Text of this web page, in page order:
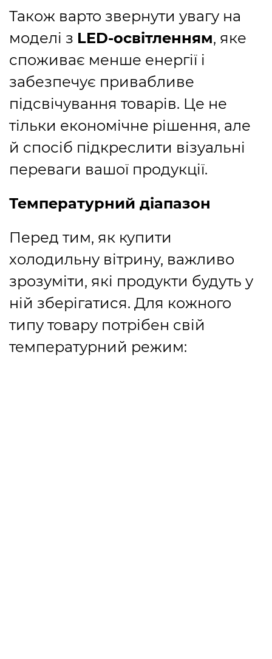
Також варто звернути увагу на
моделі з LED-освітленням, яке
споживає менше енергії і
забезпечує привабливе
підсвічування товарів. Це не
тільки економічне рішення, але
й спосіб підкреслити візуальні
переваги вашої продукції.
Температурний діапазон
Перед тим, як купити
холодильну вітрину, важливо
зрозуміти, які продукти будуть у
ній зберігатися. Для кожного
типу товару потрібен свій
температурний режим: